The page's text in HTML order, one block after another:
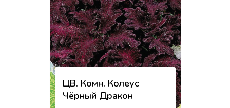
ЦВ. Комн. Колеус
Чёрный Дракон